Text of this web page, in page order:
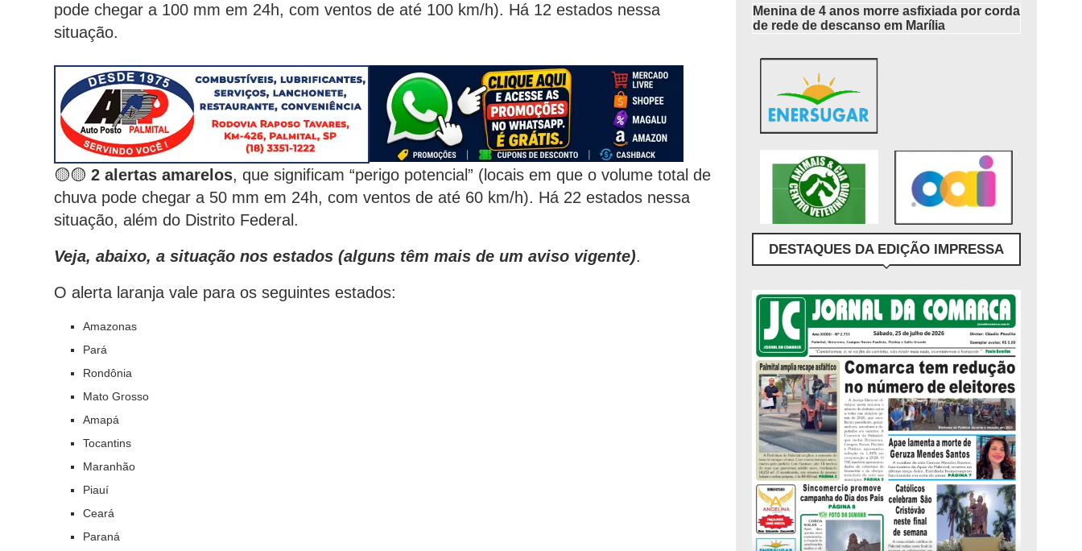
pode chegar a 100 mm em 24h, com ventos de até 100 km/h). Há 12 estados nessa
situação.
🟡🟡 2 alertas amarelos, que significam “perigo potencial” (locais em que o volume total de
chuva pode chegar a 50 mm em 24h, com ventos de até 60 km/h). Há 22 estados nessa
situação, além do Distrito Federal.
Veja, abaixo, a situação nos estados (alguns têm mais de um aviso vigente).
O alerta laranja vale para os seguintes estados:
Amazonas
Pará
Rondônia
Mato Grosso
Amapá
Tocantins
Maranhão
Piauí
Ceará
Paraná
Menina de 4 anos morre asfixiada por corda
de rede de descanso em Marília
DESTAQUES DA EDIÇÃO IMPRESSA